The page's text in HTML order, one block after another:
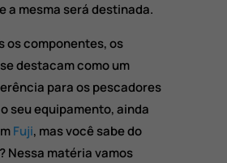
a mesma será destinada.
os componentes, os
destacam como um
para os pescadores
seu equipamento, ainda
Fuji, mas você sabe do
Nessa matéria vamos